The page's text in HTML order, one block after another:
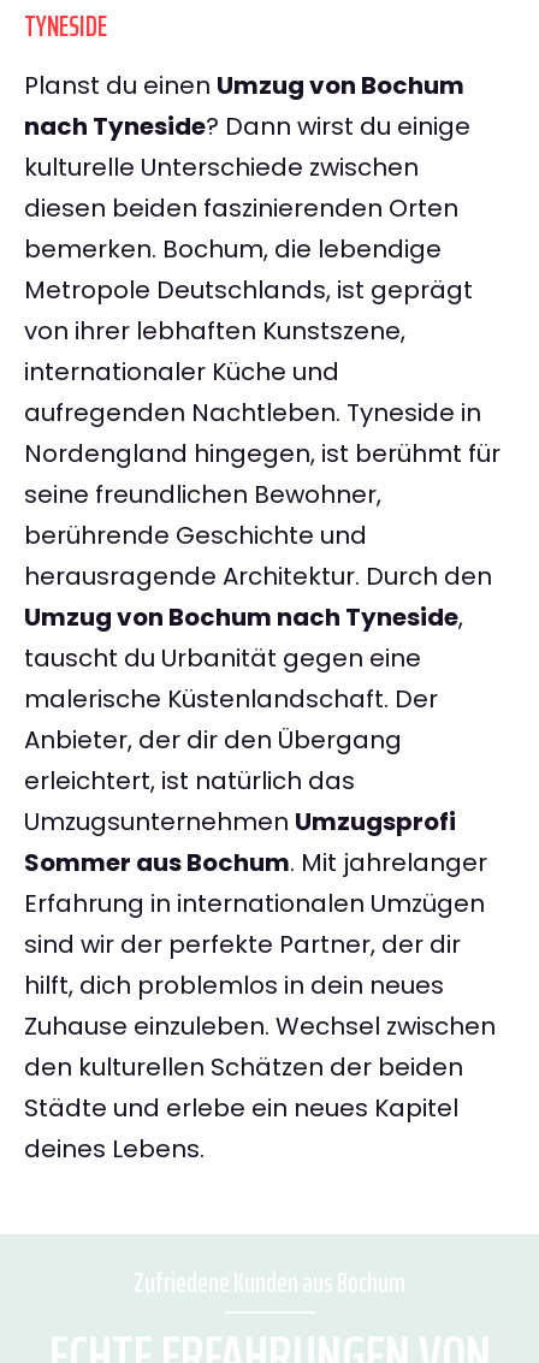
TYNESIDE
Planst du einen Umzug von Bochum
nach Tyneside? Dann wirst du einige
kulturelle Unterschiede zwischen
diesen beiden faszinierenden Orten
bemerken. Bochum, die lebendige
Metropole Deutschlands, ist geprägt
von ihrer lebhaften Kunstszene,
internationaler Küche und
aufregenden Nachtleben. Tyneside in
Nordengland hingegen, ist berühmt für
seine freundlichen Bewohner,
berührende Geschichte und
herausragende Architektur. Durch den
Umzug von Bochum nach Tyneside,
tauscht du Urbanität gegen eine
malerische Küstenlandschaft. Der
Anbieter, der dir den Übergang
erleichtert, ist natürlich das
Umzugsunternehmen Umzugsprofi
Sommer aus Bochum. Mit jahrelanger
Erfahrung in internationalen Umzügen
sind wir der perfekte Partner, der dir
hilft, dich problemlos in dein neues
Zuhause einzuleben. Wechsel zwischen
den kulturellen Schätzen der beiden
Städte und erlebe ein neues Kapitel
deines Lebens.
Zufriedene Kunden aus Bochum